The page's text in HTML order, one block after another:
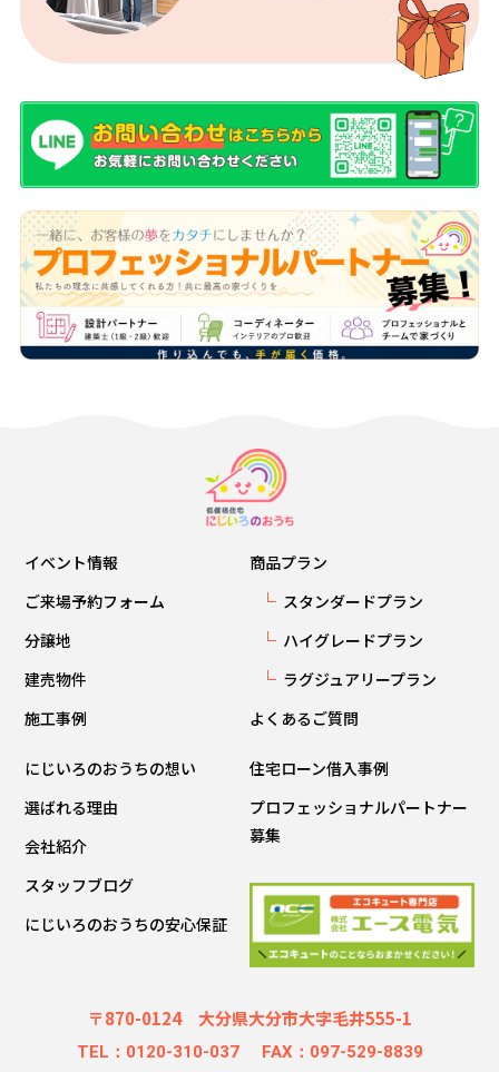
イベント情報
ご来場予約フォーム
分譲地
建売物件
施工事例
商品プラン
スタンダードプラン
ハイグレードプラン
ラグジュアリープラン
よくあるご質問
にじいろのおうちの想い
選ばれる理由
会社紹介
スタッフブログ
にじいろのおうちの安心保証
住宅ローン借入事例
プロフェッショナルパートナー
募集
〒870-0124 大分県大分市大字毛井555-1
TEL：0120-310-037 FAX：097-529-8839